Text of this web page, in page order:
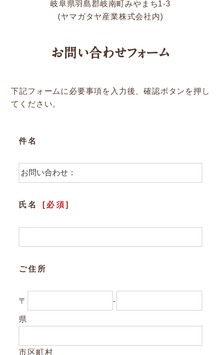
ぎふの木ネットの家づくり
補助金・お得情報
施工事例
参加企業/団体一覧
Column
構造材パッケージ
潜入！岐阜県産材ができるまで
Dr.みのりんの実験室
対談シリーズ
ぎふの木コラム
岐阜県羽島郡岐南町みやまち1-3
(ヤマガタヤ産業株式会社内)
お問い合わせフォーム
下記フォームに必要事項を入力後、確認ボタンを押し
てください。
件名
氏名 [必須]
ご住所
〒 -
県
市区町村